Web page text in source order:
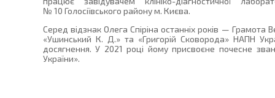
№ 10 Голосіївського району м. Києва.
Серед відзнак Олега Спіріна останніх років — Грамота
«Ушинський К. Д.» та «Григорій Сковорода» НАПН
досягнення. У 2021 році йому присвоєне почесне
України».